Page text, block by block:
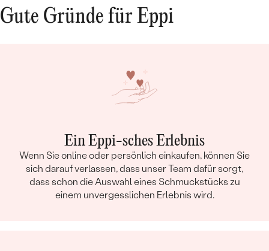
Gute Gründe für Eppi
Ein Eppi-sches Erlebnis
Wenn Sie online oder persönlich einkaufen, können Sie
sich darauf verlassen, dass unser Team dafür sorgt,
dass schon die Auswahl eines Schmuckstücks zu
einem unvergesslichen Erlebnis wird.